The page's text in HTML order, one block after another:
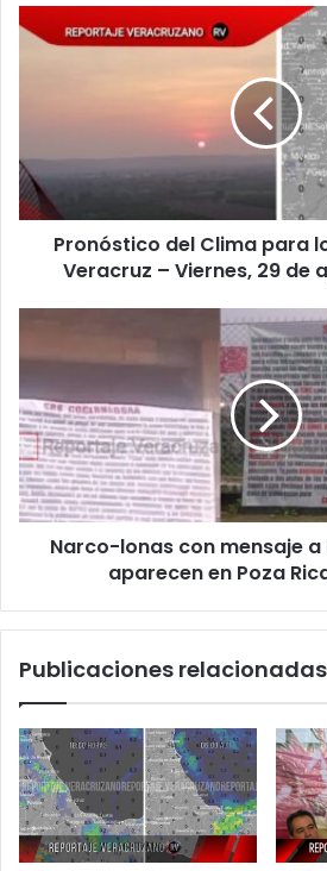
del
de
Veracruz
–
Viernes,Pronóstico del Clima para
Veracruz – Viernes, 29 de
a
la
Gobernadora
aparecen
en
PozaNarco-lonas con mensaje
aparecen en Poza
Publicaciones relacionadas